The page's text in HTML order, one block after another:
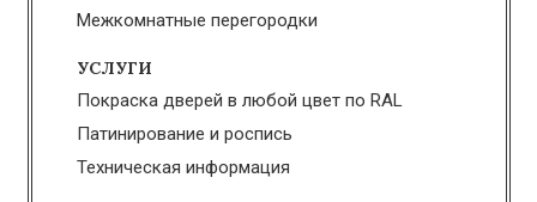
Межкомнатные перегородки
УСЛУГИ
Покраска дверей в любой цвет по RAL
Патинирование и роспись
Техническая информация